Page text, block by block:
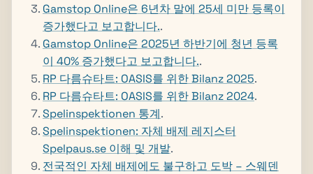
Gamstop Online은 6년차 말에 25세 미만 등록이
증가했다고 보고합니다..
Gamstop Online은 2025년 하반기에 청년 등록
이 40% 증가했다고 보고합니다..
RP 다름슈타트: OASIS를 위한 Bilanz 2025.
RP 다름슈타트: OASIS를 위한 Bilanz 2024.
Spelinspektionen 통계.
Spelinspektionen: 자체 배제 레지스터
Spelpaus.se 이해 및 개발.
전국적인 자체 배제에도 불구하고 도박 – 스웨덴